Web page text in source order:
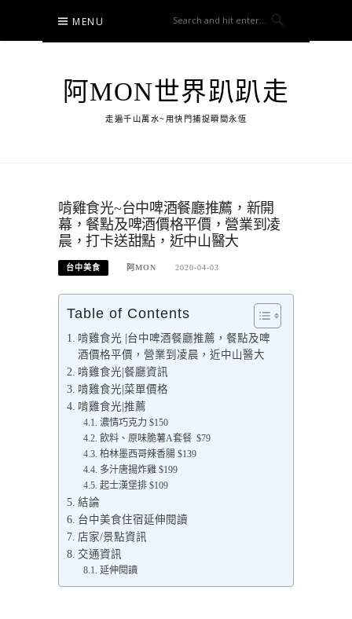
content
MENU
阿MON世界趴趴走
走遍千山萬水~用快門捕捉瞬間永恆
啃雞食光~台中啤酒餐廳推薦，新開
幕，餐點及啤酒價格平價，營業到凌
晨，打卡送甜點，近中山醫大
台中美食 阿MON 2020-04-03
Table of Contents
啃雞食光 |台中啤酒餐廳推薦，餐點及啤
酒價格平價，營業到凌晨，近中山醫大
啃雞食光|餐廳資訊
啃雞食光|菜單價格
啃雞食光|推薦
濃情巧克力 $150
飲料、原味脆薯A套餐 $79
柏林墨西哥辣香腸 $139
多汁唐揚炸雞 $199
起士漢堡排 $109
結論
台中美食住宿延伸閱讀
店家/景點資訊
交通資訊
延伸閱讀